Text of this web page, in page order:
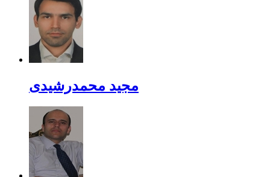
مجید محمدرشیدی